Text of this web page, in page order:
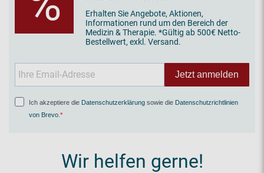
Erhalten Sie Angebote, Aktionen,
Informationen rund um den Bereich der
Medizin & Therapie. *Gültig ab 500€ Netto-
Bestellwert, exkl. Versand.
Jetzt anmelden
Ich akzeptiere die Datenschutzerklärung sowie die Datenschutzrichtlinien
von Brevo
Wir helfen gerne!